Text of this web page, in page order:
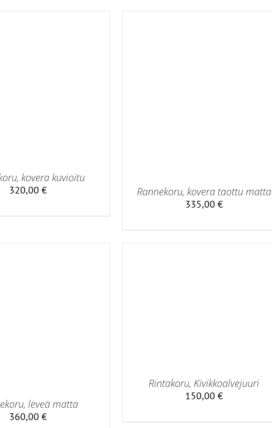
kovera kuvioitu
320,00 € Rannekoru, kovera taottu matta
335,00 €
leveä matta
360,00 €
Rintakoru, Kivikkoalvejuuri
150,00 €